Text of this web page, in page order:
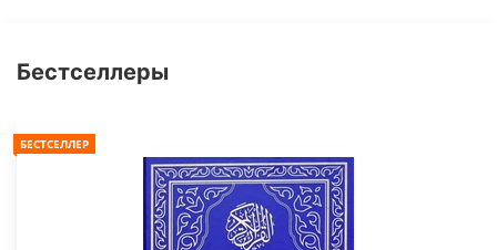
Бестселлеры
БЕСТСЕЛЛЕР